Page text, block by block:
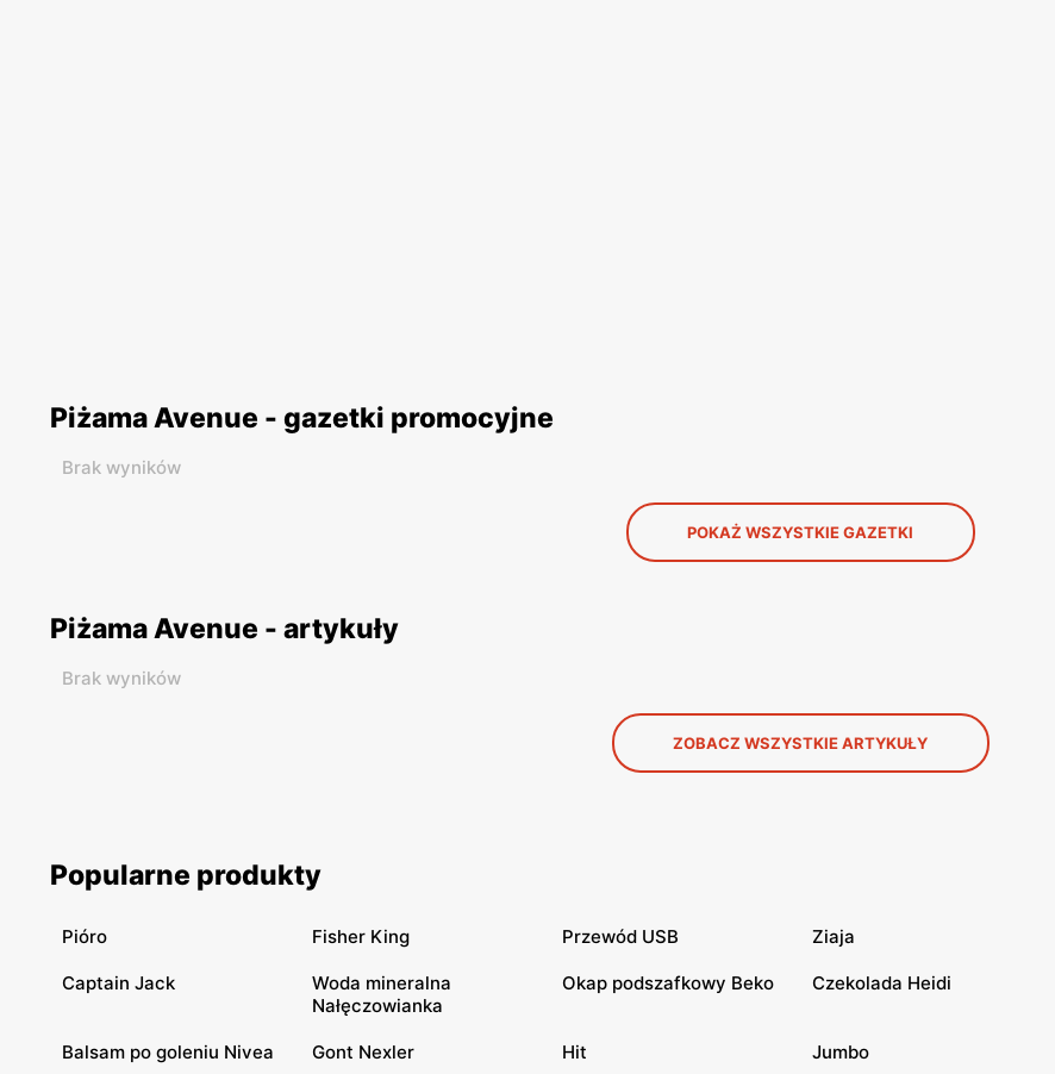
Piżama Avenue - gazetki promocyjne
Brak wyników
POKAŻ WSZYSTKIE GAZETKI
Piżama Avenue - artykuły
Brak wyników
ZOBACZ WSZYSTKIE ARTYKUŁY
Popularne produkty
Pióro Fisher King Przewód USB Ziaja
Captain Jack
Woda mineralna
Nałęczowianka
Okap podszafkowy Beko Czekolada Heidi
Balsam po goleniu Nivea Gont Nexler Hit Jumbo